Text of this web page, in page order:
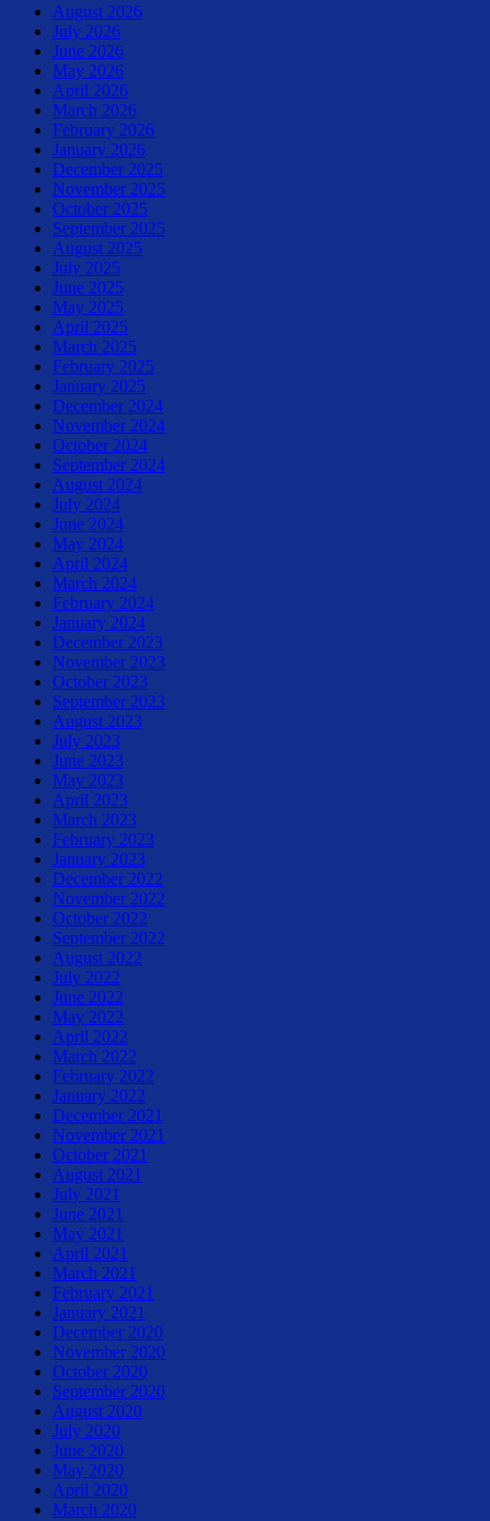
August 2026
July 2026
June 2026
May 2026
April 2026
March 2026
February 2026
January 2026
December 2025
November 2025
October 2025
September 2025
August 2025
July 2025
June 2025
May 2025
April 2025
March 2025
February 2025
January 2025
December 2024
November 2024
October 2024
September 2024
August 2024
July 2024
June 2024
May 2024
April 2024
March 2024
February 2024
January 2024
December 2023
November 2023
October 2023
September 2023
August 2023
July 2023
June 2023
May 2023
April 2023
March 2023
February 2023
January 2023
December 2022
November 2022
October 2022
September 2022
August 2022
July 2022
June 2022
May 2022
April 2022
March 2022
February 2022
January 2022
December 2021
November 2021
October 2021
August 2021
July 2021
June 2021
May 2021
April 2021
March 2021
February 2021
January 2021
December 2020
November 2020
October 2020
September 2020
August 2020
July 2020
June 2020
May 2020
April 2020
March 2020